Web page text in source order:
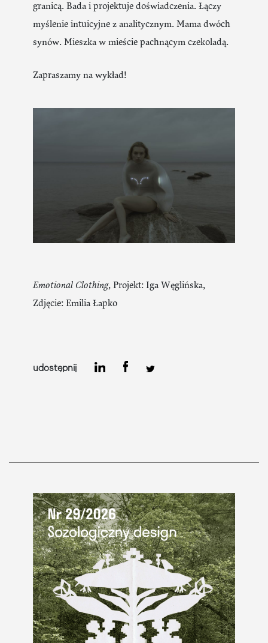
granicą. Bada i projektuje doświadczenia. Łączy
myślenie intuicyjne z analitycznym. Mama dwóch
synów. Mieszka w mieście pachnącym czekoladą.
Zapraszamy na wykład!
Emotional Clothing, Projekt: Iga Węglińska,
Zdjęcie: Emilia Łapko
udostępnij